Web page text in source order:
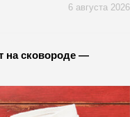
6 августа 2026
на сковороде —